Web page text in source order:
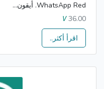
WhatsApp Red. أيقون...
V36.00
اقرأ أكثر..